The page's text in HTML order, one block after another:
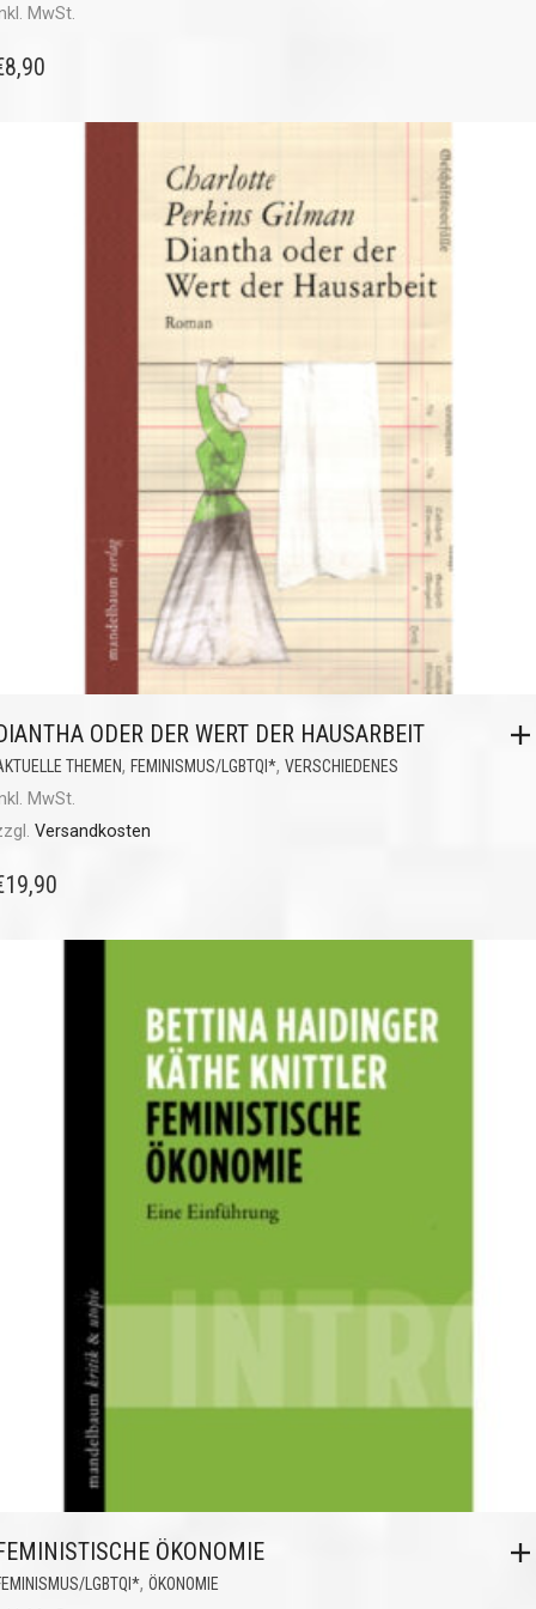
MwSt.
8,90
ODER DER WERT DER HAUSARBEIT
THEMEN, FEMINISMUS/LGBTQI*, VERSCHIEDENES
MwSt.
Versandkosten
19,90
ÖKONOMIE
LGBTQI*, ÖKONOMIE